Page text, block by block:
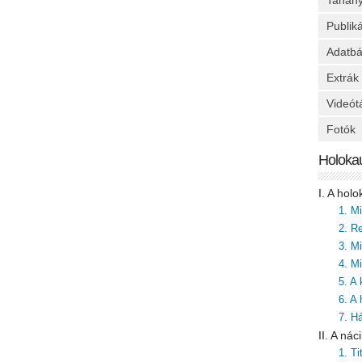
Extrák
Fotók
I. A
1.
2.
3.
4.
5. A
6. A
7.
II. A
1.